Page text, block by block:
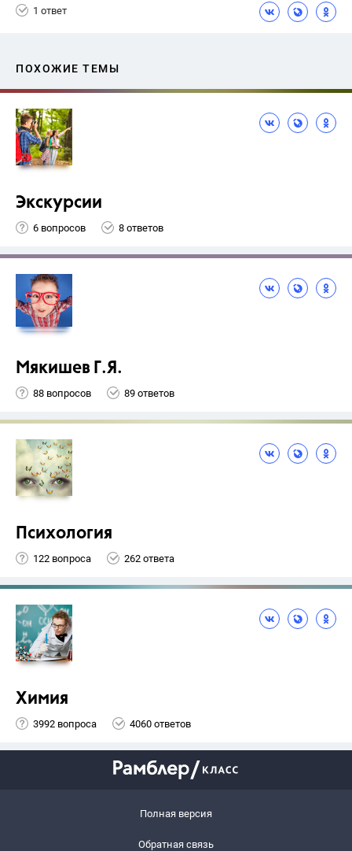
1 ответ
ПОХОЖИЕ ТЕМЫ
Экскурсии
6 вопросов 8 ответов
Мякишев Г.Я.
88 вопросов 89 ответов
Психология
122 вопроса 262 ответа
Химия
3992 вопроса 4060 ответов
Полная версия
Обратная связь